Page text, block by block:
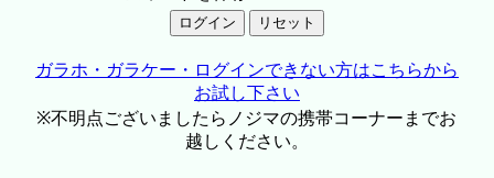
ガラホ・ガラケー・ログインできない方はこちらから
お試し下さい
※不明点ございましたらノジマの携帯コーナーまでお
越しください。